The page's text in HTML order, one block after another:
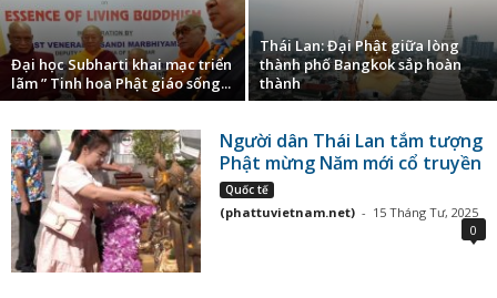
Đại học Subharti khai mạc triển
lãm ” Tinh hoa Phật giáo sống...
Thái Lan: Đại Phật giữa lòng
thành phố Bangkok sắp hoàn
thành
Người dân Thái Lan tắm tượng
Phật mừng Năm mới cổ truyền
Quốc tế
(phattuvietnam.net) - 15 Tháng Tư, 2025
0